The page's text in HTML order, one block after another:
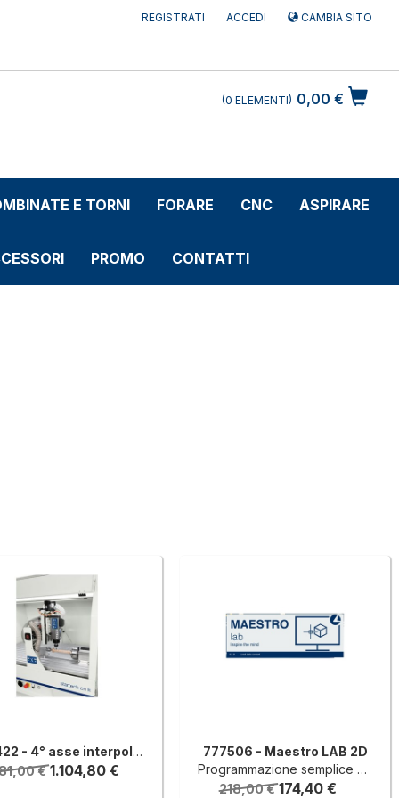
REGISTRATI ACCEDI CAMBIA SITO
0,00 €
0 ELEMENTI
E TORNI FORARE CNC ASPIRARE
PROMO CONTATTI
777422 - 4° asse interpolante posizionabile sul piano di lavoro
€ 1.104,80 €
777506 - Maestro LAB 2D
Programmazione semplice e integrata
218,00 € 174,40 €